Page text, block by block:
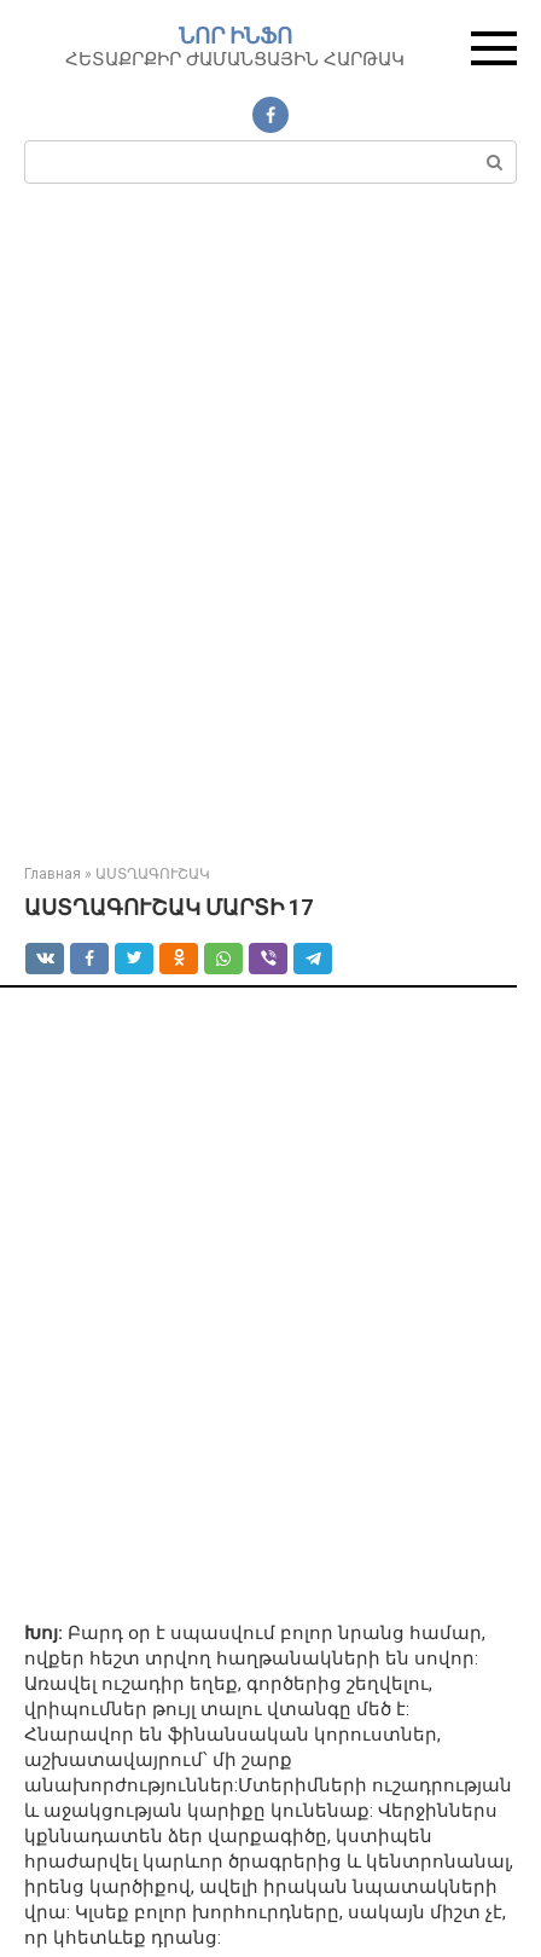
контенту
ՆՈՐ ԻՆՖՈ
ՀԵՏԱՔՐՔԻՐ ԺԱՄԱՆՑԱՅԻՆ ՀԱՐԹԱԿ
Поиск:
Главная » ԱՍՏՂԱԳՈՒՇԱԿ
ԱՍՏՂԱԳՈՒՇԱԿ ՄԱՐՏԻ 17
Խոյ: Բարդ օր է սպասվում բոլոր նրանց համար,
ովքեր հեշտ տրվող հաղթանակների են սովոր:
Առավել ուշադիր եղեք, գործերից շեղվելու,
վրիպումներ թույլ տալու վտանգը մեծ է:
Հնարավոր են ֆինանսական կորուստներ,
աշխատավայրում՝ մի շարք
անախորժություններ:Մտերիմների ուշադրության
և աջակցության կարիքը կունենաք: Վերջիններս
կքննադատեն ձեր վարքագիծը, կստիպեն
հրաժարվել կարևոր ծրագրերից և կենտրոնանալ,
իրենց կարծիքով, ավելի իրական նպատակների
վրա: Կլսեք բոլոր խորհուրդները, սակայն միշտ չէ,
որ կհետևեք դրանց: